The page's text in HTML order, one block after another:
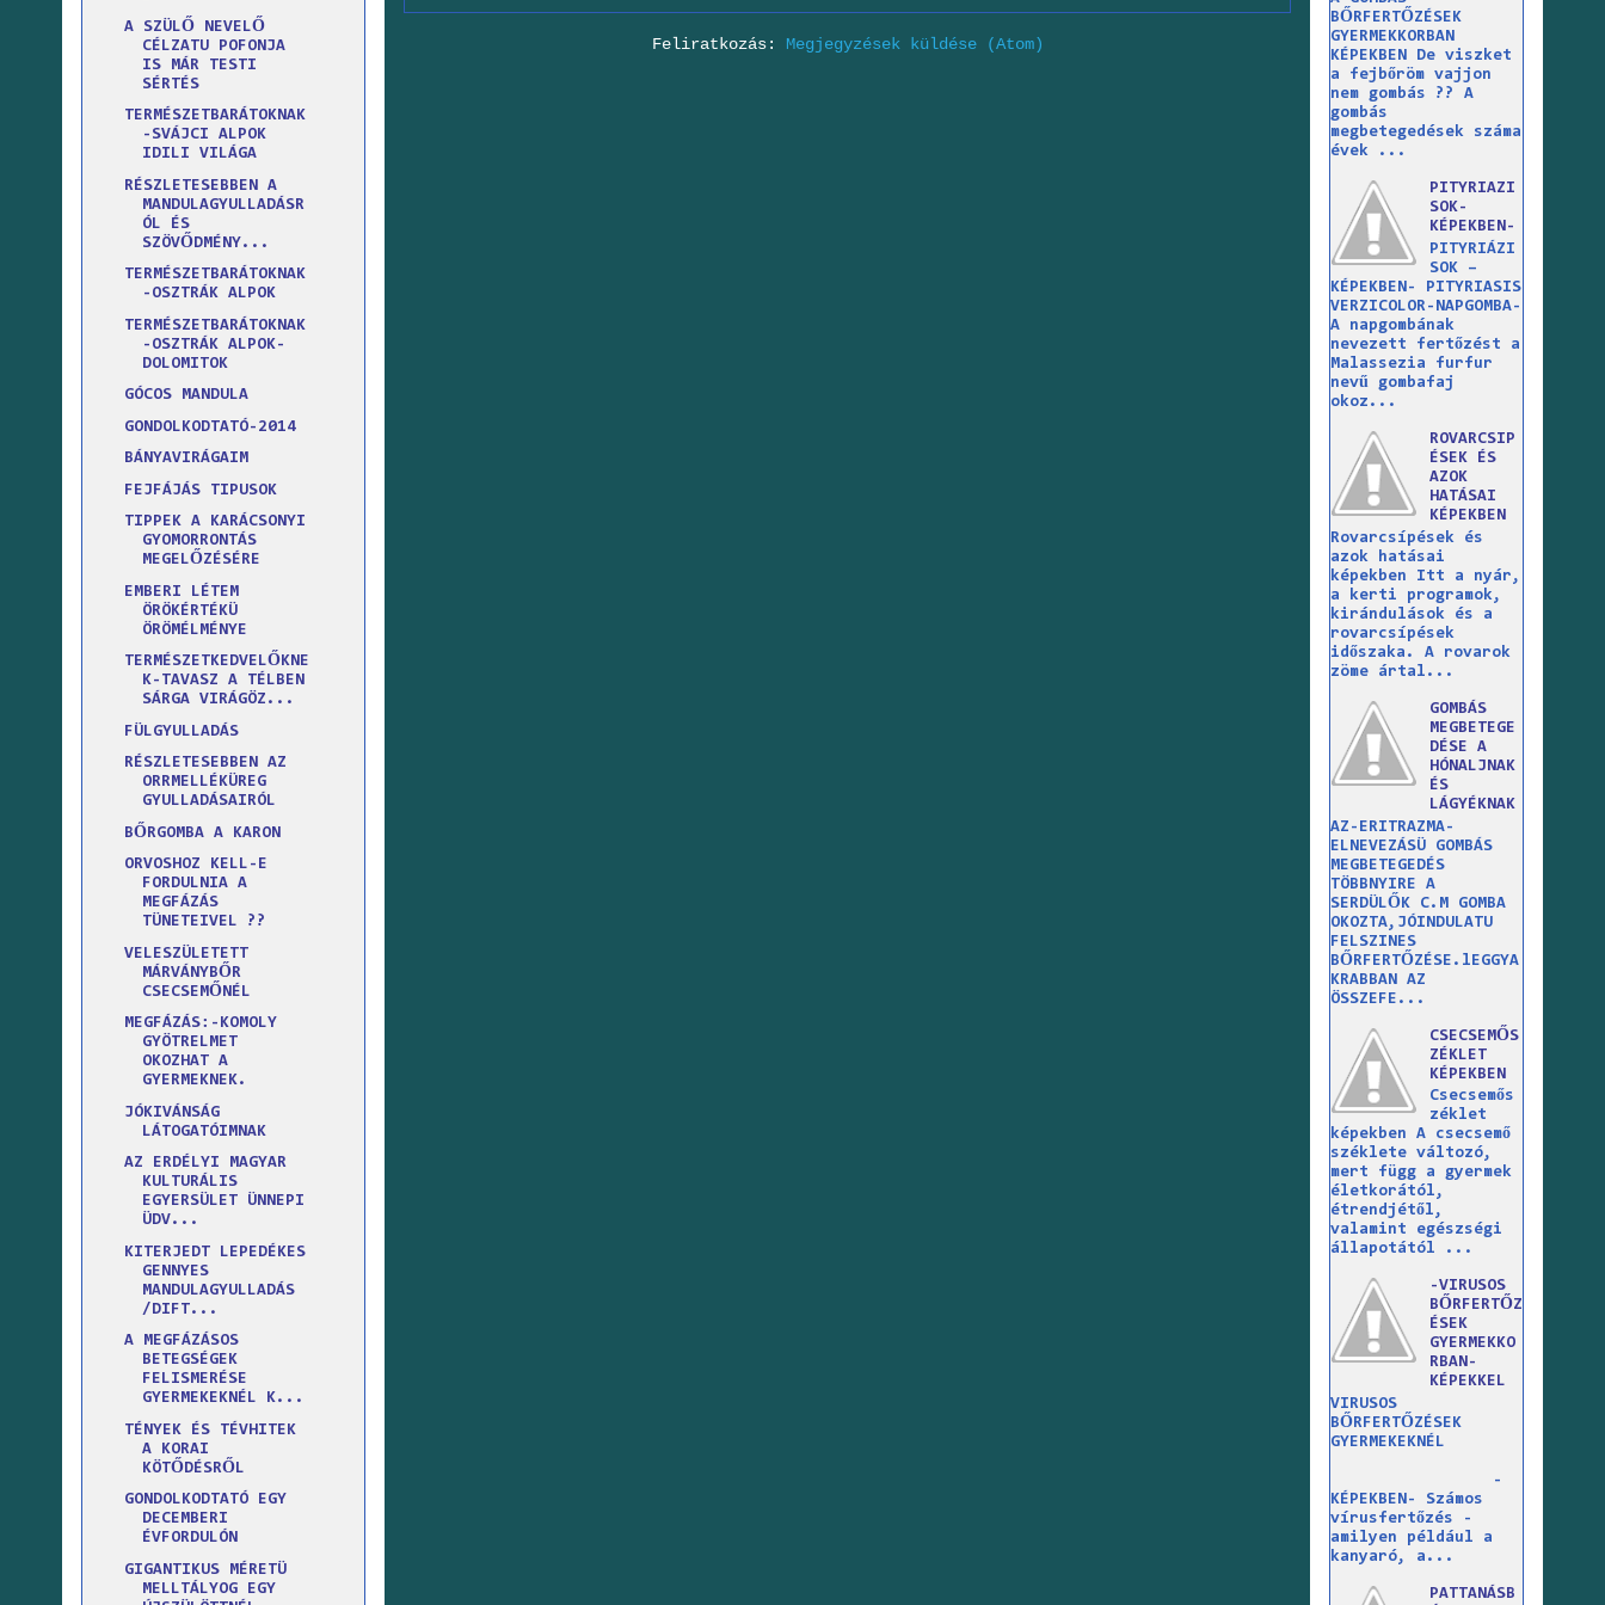
Feliratkozás: Megjegyzések küldése (Atom)
A SZÜLŐ NEVELŐ
CÉLZATU POFONJA
IS MÁR TESTI
SÉRTÉS
TERMÉSZETBARÁTOKNAK
-SVÁJCI ALPOK
IDILI VILÁGA
RÉSZLETESEBBEN A
MANDULAGYULLADÁSR
ÓL ÉS
SZÖVŐDMÉNY...
TERMÉSZETBARÁTOKNAK
-OSZTRÁK ALPOK
TERMÉSZETBARÁTOKNAK
-OSZTRÁK ALPOK-
DOLOMITOK
GÓCOS MANDULA
GONDOLKODTATÓ-2014
BÁNYAVIRÁGAIM
FEJFÁJÁS TIPUSOK
TIPPEK A KARÁCSONYI
GYOMORRONTÁS
MEGELŐZÉSÉRE
EMBERI LÉTEM
ÖRÖKÉRTÉKÜ
ÖRÖMÉLMÉNYE
TERMÉSZETKEDVELŐKNE
K-TAVASZ A TÉLBEN
SÁRGA VIRÁGÖZ...
FÜLGYULLADÁS
RÉSZLETESEBBEN AZ
ORRMELLÉKÜREG
GYULLADÁSAIRÓL
BŐRGOMBA A KARON
ORVOSHOZ KELL-E
FORDULNIA A
MEGFÁZÁS
TÜNETEIVEL ??
VELESZÜLETETT
MÁRVÁNYBŐR
CSECSEMŐNÉL
MEGFÁZÁS:-KOMOLY
GYÖTRELMET
OKOZHAT A
GYERMEKNEK.
JÓKIVÁNSÁG
LÁTOGATÓIMNAK
AZ ERDÉLYI MAGYAR
KULTURÁLIS
EGYERSÜLET ÜNNEPI
ÜDV...
KITERJEDT LEPEDÉKES
GENNYES
MANDULAGYULLADÁS
/DIFT...
A MEGFÁZÁSOS
BETEGSÉGEK
FELISMERÉSE
GYERMEKEKNÉL K...
TÉNYEK ÉS TÉVHITEK
A KORAI
KÖTŐDÉSRŐL
GONDOLKODTATÓ EGY
DECEMBERI
ÉVFORDULÓN
GIGANTIKUS MÉRETÜ
MELLTÁLYOG EGY
BŐRFERTŐZÉSEK
GYERMEKKORBAN
KÉPEKBEN De viszket
a fejbőröm vajjon
nem gombás ?? A
gombás
megbetegedések száma
évek ...
PITYRIAZI
SOK-
KÉPEKBEN-
PITYRIÁZI
SOK –
KÉPEKBEN- PITYRIASIS
VERZICOLOR-NAPGOMBA-
A napgombának
nevezett fertőzést a
Malassezia furfur
nevű gombafaj
okoz...
ROVARCSIP
ÉSEK ÉS
AZOK
HATÁSAI
KÉPEKBEN
Rovarcsípések és
azok hatásai
képekben Itt a nyár,
a kerti programok,
kirándulások és a
rovarcsípések
időszaka. A rovarok
zöme ártal...
GOMBÁS
MEGBETEGE
DÉSE A
HÓNALJNAK
ÉS
LÁGYÉKNAK
AZ-ERITRAZMA-
ELNEVEZÁSÜ GOMBÁS
MEGBETEGEDÉS
TÖBBNYIRE A
SERDÜLŐK C.M GOMBA
OKOZTA,JÓINDULATU
FELSZINES
BŐRFERTŐZÉSE.lEGGYA
KRABBAN AZ
ÖSSZEFE...
CSECSEMŐS
ZÉKLET
KÉPEKBEN
Csecsemős
zéklet
képekben A csecsemő
széklete változó,
mert függ a gyermek
életkorától,
étrendjétől,
valamint egészségi
állapotától ...
-VIRUSOS
BŐRFERTŐZ
ÉSEK
GYERMEKKO
RBAN-
KÉPEKKEL
VIRUSOS
BŐRFERTŐZÉSEK
GYERMEKEKNÉL
-
KÉPEKBEN- Számos
vírusfertőzés -
amilyen például a
kanyaró, a...
PATTANÁSB